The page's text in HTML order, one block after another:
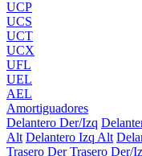
UCP
UCS
UCT
UCX
UFL
UEL
AEL
Amortiguadores
Delantero Der/Izq
Alt Delantero Izq Alt
Trasero Der Trasero Der/